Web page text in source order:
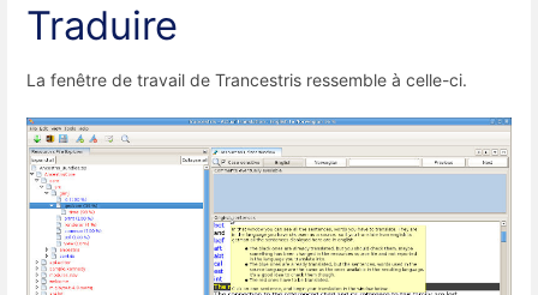
Traduire
La fenêtre de travail de Trancestris ressemble à celle-ci.